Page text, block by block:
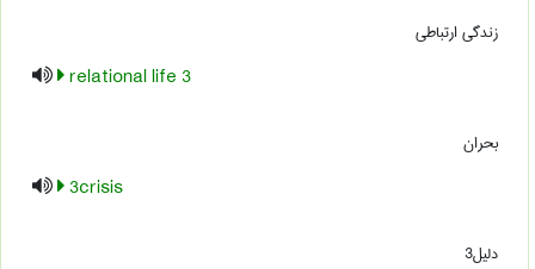
زندگی ارتباطی
3 relational life
بحران
3crisis
دلیل3